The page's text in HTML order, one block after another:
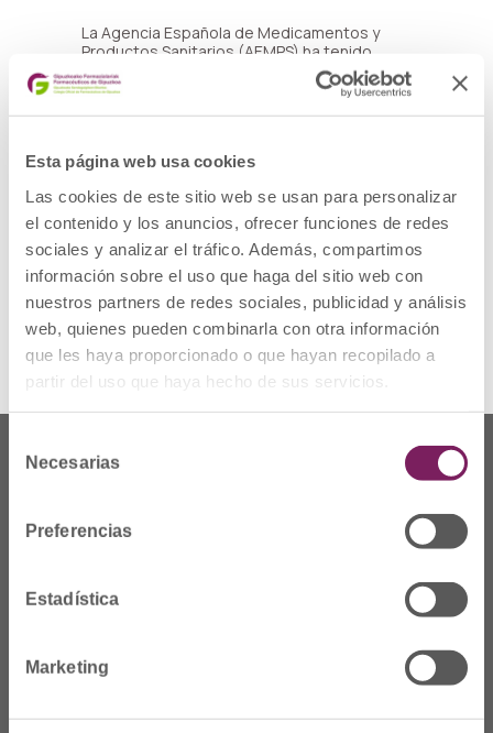
Esta página web usa cookies
Las cookies de este sitio web se usan para personalizar
el contenido y los anuncios, ofrecer funciones de redes
sociales y analizar el tráfico. Además, compartimos
información sobre el uso que haga del sitio web con
nuestros partners de redes sociales, publicidad y análisis
web, quienes pueden combinarla con otra información
que les haya proporcionado o que hayan recopilado a
partir del uso que haya hecho de sus servicios.
Necesarias
Preferencias
Estadística
Marketing
La Agencia Española de Medicamentos y
Productos Sanitarios (AEMPS) ha tenido
conocimiento, a través del fabricante Derma
Sciences, inc (Canadá), de la retirada del
de la esterilidad de los mismos. Los posibles
un sellado inadecuado de los envases de
barrera estéril, la falta de protección
adecuada del producto en las cajas de envío
durante el transporte y un fallo en el tapón
de rosca del tubo.
Ver Alerta
Dónde Estamos